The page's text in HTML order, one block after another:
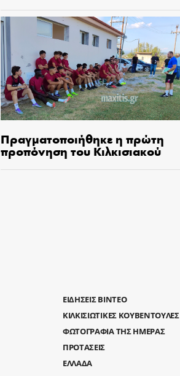
Πραγματοποιήθηκε η πρώτη
προπόνηση του Κιλκισιακού
ΕΙΔΗΣΕΙΣ ΒΙΝΤΕΟ
ΚΙΛΚΙΣΙΩΤΙΚΕΣ ΚΟΥΒΕΝΤΟΥΛΕΣ
ΦΩΤΟΓΡΑΦΙΑ ΤΗΣ ΗΜΕΡΑΣ
ΠΡΟΤΑΣΕΙΣ
ΕΛΛΑΔΑ